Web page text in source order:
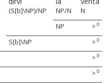
(S[b]\NP)/NP NP/N
N
NP
> 0
S[b]\NP > 0
> 0
> 0